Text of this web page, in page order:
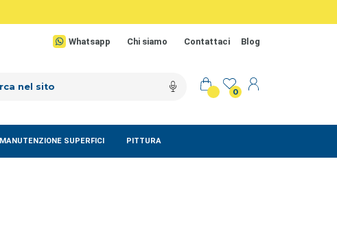
Whatsapp Chi siamo Contattaci Blog
0
MANUTENZIONE SUPERFICI PITTURA